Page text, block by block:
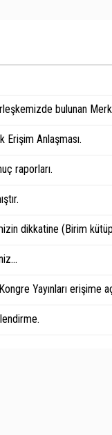
bulunan
Erişim Anlaşması.
raporları.
dikkatine (Birim
Yayınları erişime